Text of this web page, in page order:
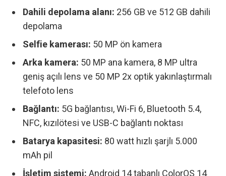
Dahili depolama alanı: 256 GB ve 512 GB dahili
depolama
Selfie kamerası: 50 MP ön kamera
Arka kamera: 50 MP ana kamera, 8 MP ultra
geniş açılı lens ve 50 MP 2x optik yakınlaştırmalı
telefoto lens
Bağlantı: 5G bağlantısı, Wi-Fi 6, Bluetooth 5.4,
NFC, kızılötesi ve USB-C bağlantı noktası
Batarya kapasitesi: 80 watt hızlı şarjlı 5.000
mAh pil
İşletim sistemi: Android 14 tabanlı ColorOS 14